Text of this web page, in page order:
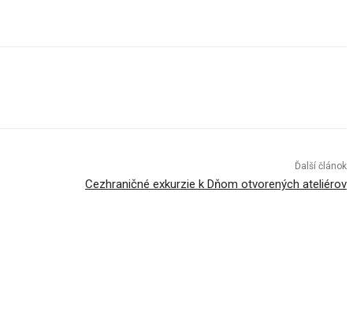
Ďalší článok
Cezhraničné exkurzie k Dňom otvorených ateliérov